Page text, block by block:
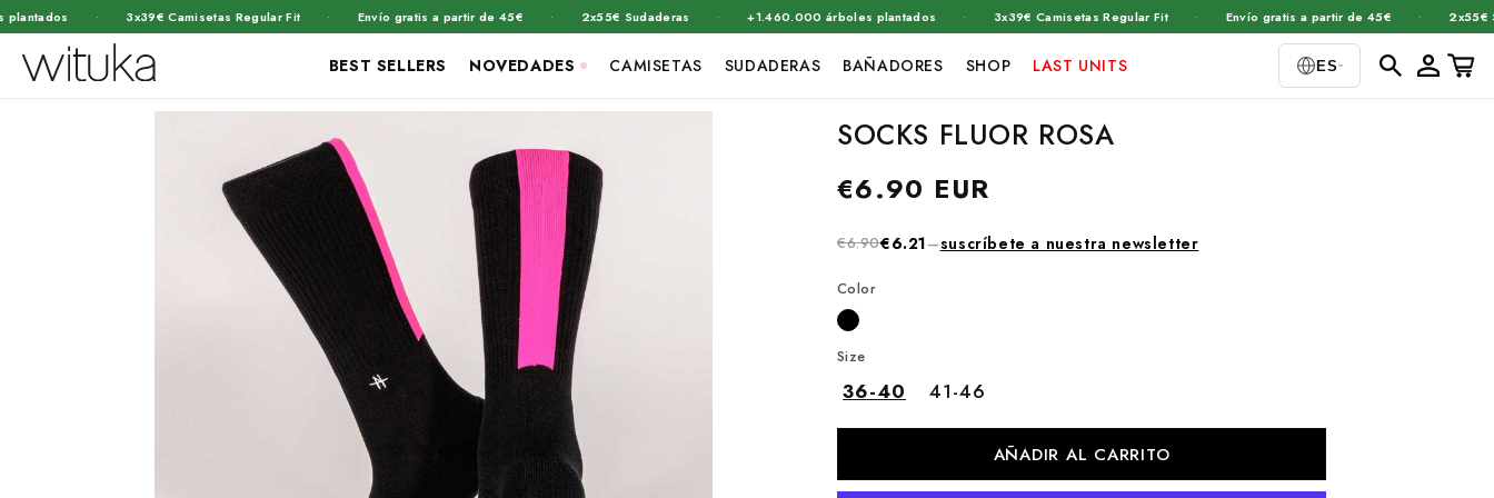
· 3x39€ Camisetas Regular Fit · Envío gratis a partir de 45€ · 2x55€ Sudaderas · +1.460.000 árboles plantados · 3x39€ Camisetas Regular Fit · Envío gratis a partir de 45€ · 2x55€
BEST SELLERS NOVEDADES CAMISETAS SUDADERAS BAÑADORES SHOP LAST UNITS ES Iniciar
sesiónCarrito
directamente
del producto
multimedia
SOCKS FLUOR ROSA
Precio
€6.90 EUR
€6.90€6.21–suscríbete a nuestra newsletter
Size
36-40 41-46
Color
AÑADIR AL CARRITO